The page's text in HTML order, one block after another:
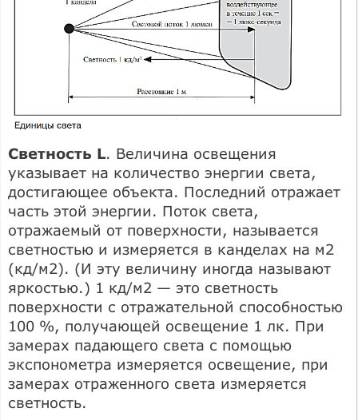
Светность L. Величина освещения
указывает на количество энергии света,
достигающее объекта. Последний отражает
часть этой энергии. Поток света,
отражаемый от поверхности, называется
светностью и измеряется в канделах на м2
(кд/м2). (И эту величину иногда называют
яркостью.) 1 кд/м2 — это светность
поверхности с отражательной способностью
100 %, получающей освещение 1 лк. При
замерах падающего света с помощью
экспонометра измеряется освещение, при
замерах отраженного света измеряется
светность.